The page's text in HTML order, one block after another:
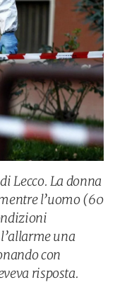
Lecco. La donna
l’uomo (60
una
con
risposta.